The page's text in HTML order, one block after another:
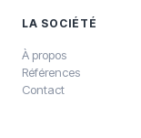
LA SOCIÉTÉ
À propos
Références
Contact